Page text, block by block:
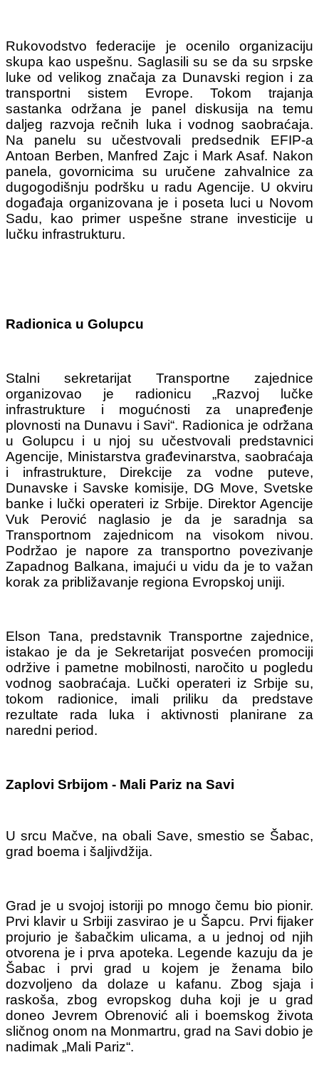
Rukovodstvo federacije je ocenilo organizaciju
skupa kao uspešnu. Saglasili su se da su srpske
luke od velikog značaja za Dunavski region i za
transportni sistem Evrope. Tokom trajanja
sastanka održana je panel diskusija na temu
daljeg razvoja rečnih luka i vodnog saobraćaja.
Na panelu su učestvovali predsednik EFIP-a
Antoan Berben, Manfred Zajc i Mark Asaf. Nakon
panela, govornicima su uručene zahvalnice za
dugogodišnju podršku u radu Agencije. U okviru
događaja organizovana je i poseta luci u Novom
Sadu, kao primer uspešne strane investicije u
lučku infrastrukturu.
Radionica u Golupcu
Stalni sekretarijat Transportne zajednice
organizovao je radionicu „Razvoj lučke
infrastrukture i mogućnosti za unapređenje
plovnosti na Dunavu i Savi“. Radionica je održana
u Golupcu i u njoj su učestvovali predstavnici
Agencije, Ministarstva građevinarstva, saobraćaja
i infrastrukture, Direkcije za vodne puteve,
Dunavske i Savske komisije, DG Move, Svetske
banke i lučki operateri iz Srbije. Direktor Agencije
Vuk Perović naglasio je da je saradnja sa
Transportnom zajednicom na visokom nivou.
Podržao je napore za transportno povezivanje
Zapadnog Balkana, imajući u vidu da je to važan
korak za približavanje regiona Evropskoj uniji.
Elson Tana, predstavnik Transportne zajednice,
istakao je da je Sekretarijat posvećen promociji
održive i pametne mobilnosti, naročito u pogledu
vodnog saobraćaja. Lučki operateri iz Srbije su,
tokom radionice, imali priliku da predstave
rezultate rada luka i aktivnosti planirane za
naredni period.
Zaplovi Srbijom - Mali Pariz na Savi
U srcu Mačve, na obali Save, smestio se Šabac,
grad boema i šaljivdžija.
Grad je u svojoj istoriji po mnogo čemu bio pionir.
Prvi klavir u Srbiji zasvirao je u Šapcu. Prvi fijaker
projurio je šabačkim ulicama, a u jednoj od njih
otvorena je i prva apoteka. Legende kazuju da je
Šabac i prvi grad u kojem je ženama bilo
dozvoljeno da dolaze u kafanu.Zbog sjaja i
raskoša, zbog evropskog duha koji je u grad
doneo Jevrem Obrenović ali i boemskog života
sličnog onom na Monmartru, grad na Savi dobio je
nadimak „Mali Pariz“.